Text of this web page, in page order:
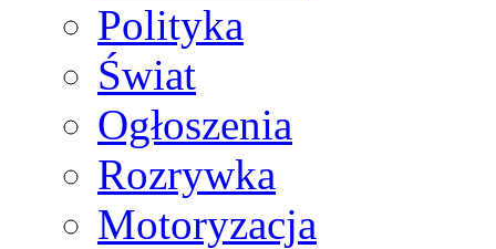
Polityka
Świat
Ogłoszenia
Rozrywka
Motoryzacja